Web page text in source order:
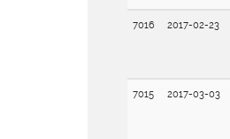
7016 2017-02-23
7015 2017-03-03